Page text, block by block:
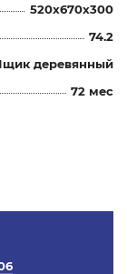
520x670x300
74.2
деревянный
72 мес